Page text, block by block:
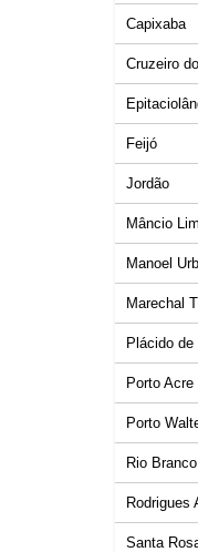
Capixaba
Cruzeiro
Feijó
Jordão
Mâncio
Manoel
Marechal
Plácido de
Porto Acre
Porto
Rio Branco
Rodrigues
Santa